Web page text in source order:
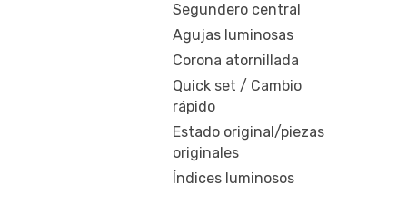
Segundero central
Agujas luminosas
Corona atornillada
Quick set / Cambio
rápido
Estado original/piezas
originales
Índices luminosos